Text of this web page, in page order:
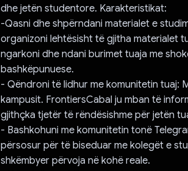
dhe jetën studentore. Karakteristikat:
-Qasni dhe shpërndani materialet e
organizoni lehtësisht të gjitha materialet
ngarkoni dhe ndani burimet tuaja me
bashkëpunuese.
- Qëndroni të lidhur me komunitetin tuaj:
kampusit. FrontiersCabal ju mban të
gjithçka tjetër të rëndësishme për jetën
- Bashkohuni me komunitetin tonë
përsosur për të biseduar me kolegët e
shkëmbyer përvoja në kohë reale.